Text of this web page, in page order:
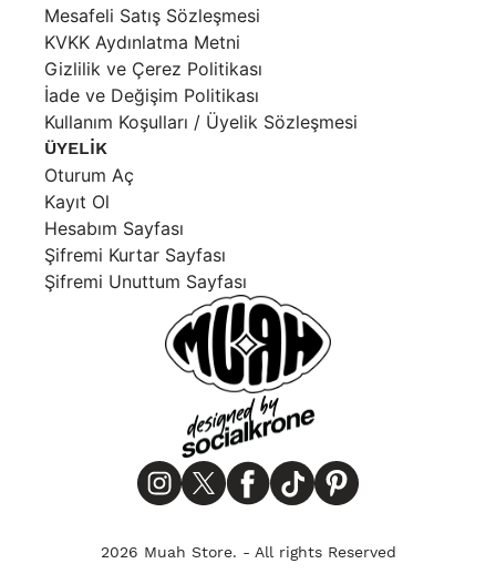
Mesafeli Satış Sözleşmesi
KVKK Aydınlatma Metni
Gizlilik ve Çerez Politikası
İade ve Değişim Politikası
Kullanım Koşulları / Üyelik Sözleşmesi
ÜYELİK
Oturum Aç
Kayıt Ol
Hesabım Sayfası
Şifremi Kurtar Sayfası
Şifremi Unuttum Sayfası
2026 Muah Store. - All rights Reserved